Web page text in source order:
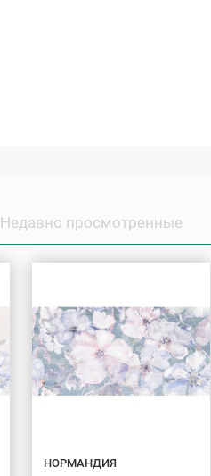
Недавно просмотренные
НОРМАНДИЯ